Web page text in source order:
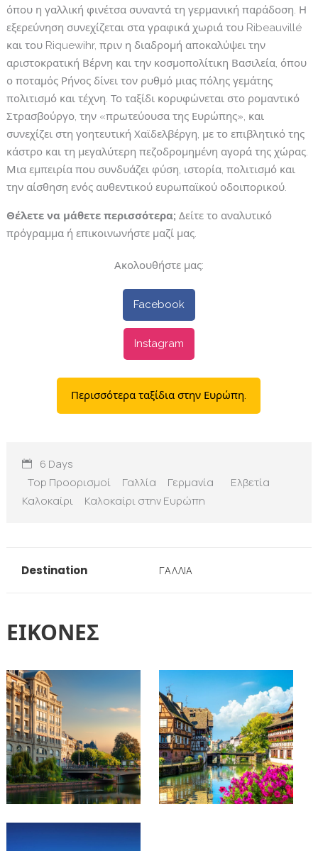
όπου η γαλλική φινέτσα συναντά τη γερμανική παράδοση. Η
εξερεύνηση συνεχίζεται στα γραφικά χωριά του Ribeauvillé
και του Riquewihr, πριν η διαδρομή αποκαλύψει την
αριστοκρατική Βέρνη και την κοσμοπολίτικη Βασιλεία, όπου
ο ποταμός Ρήνος δίνει τον ρυθμό μιας πόλης γεμάτης
πολιτισμό και τέχνη. Το ταξίδι κορυφώνεται στο ρομαντικό
Στρασβούργο, την «πρωτεύουσα της Ευρώπης», και
συνεχίζει στη γοητευτική Χαϊδελβέργη, με το επιβλητικό της
κάστρο και τη μεγαλύτερη πεζοδρομημένη αγορά της χώρας.
Μια εμπειρία που συνδυάζει φύση, ιστορία, πολιτισμό και
την αίσθηση ενός αυθεντικού ευρωπαϊκού οδοιπορικού.
Θέλετε να μάθετε περισσότερα; Δείτε το αναλυτικό
πρόγραμμα ή επικοινωνήστε μαζί μας.
Ακολουθήστε μας:
Facebook
Instagram
Περισσότερα ταξίδια στην Ευρώπη.
6 Days
Top Προορισμοί
Γαλλία Γερμανία
Ελβετία
Καλοκαίρι
Καλοκαίρι στην Ευρώπη
Destination ΓΑΛΛΙΑ
ΕΙΚΟΝΕΣ